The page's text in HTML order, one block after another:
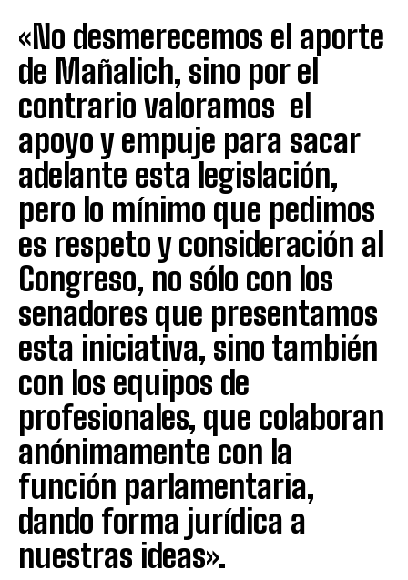
«No desmerecemos el aporte
de Mañalich, sino por el
contrario valoramos el
apoyo y empuje para sacar
adelante esta legislación,
pero lo mínimo que pedimos
es respeto y consideración al
Congreso, no sólo con los
senadores que presentamos
esta iniciativa, sino también
con los equipos de
profesionales, que colaboran
anónimamente con la
función parlamentaria,
dando forma jurídica a
nuestras ideas».